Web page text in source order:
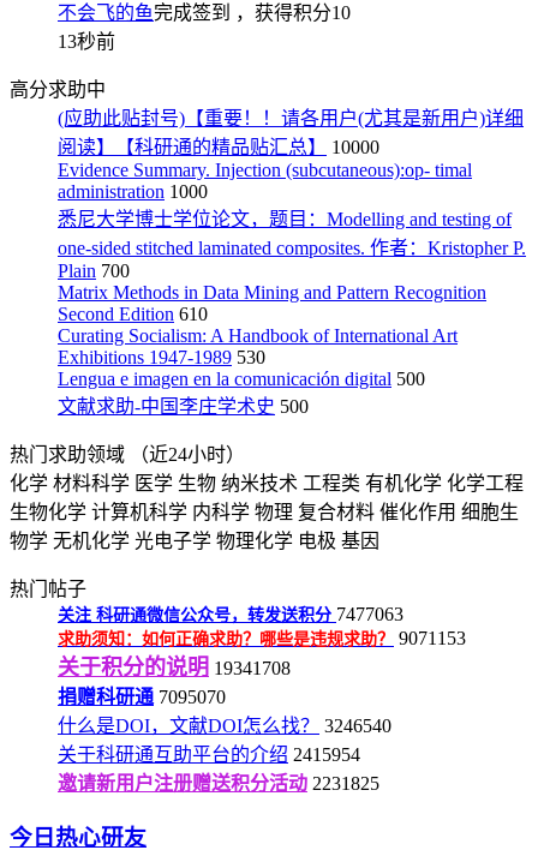
不会飞的鱼完成签到 ，获得积分10
13秒前
高分求助中
(应助此贴封号)【重要！！请各用户(尤其是新用户)详细
阅读】【科研通的精品贴汇总】
10000
Evidence Summary. Injection (subcutaneous):op- timal
administration 1000
悉尼大学博士学位论文，题目：Modelling and testing of
one-sided stitched laminated composites. 作者：Kristopher P.
Plain 700
Matrix Methods in Data Mining and Pattern Recognition
Second Edition 610
Curating Socialism: A Handbook of International Art
Exhibitions 1947-1989 530
Lengua e imagen en la comunicación digital 500
文献求助-中国李庄学术史 500
热门求助领域
（近24小时）
化学 材料科学 医学 生物 纳米技术 工程类 有机化学 化学工程
生物化学 计算机科学 内科学 物理 复合材料 催化作用 细胞生
物学 无机化学 光电子学 物理化学 电极 基因
热门帖子
关注 科研通微信公众号，转发送积分 7477063
求助须知：如何正确求助？哪些是违规求助？ 9071153
关于积分的说明 19341708
捐赠科研通 7095070
什么是DOI，文献DOI怎么找？
3246540
关于科研通互助平台的介绍 2415954
邀请新用户注册赠送积分活动 2231825
今日热心研友